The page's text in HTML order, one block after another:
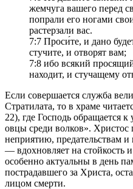
жемчуга вашего перед
попрали его ногами
растерзали вас.
7:7 Проси́те, и дано
стучите, и отворят вам;
7:8 ибо всякий
находит, и стучащему
Если совершается служба
Стратилата, то в храме
22), где Господь обращается
овцы среди волков». Христос
неприятию, предательствам
— вдохновляет на стойкость
особенно актуальны в день
пострадавшего за Христа,
лицом смерти.